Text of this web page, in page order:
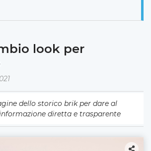
look per
dello storico brik per dare al
diretta e trasparente